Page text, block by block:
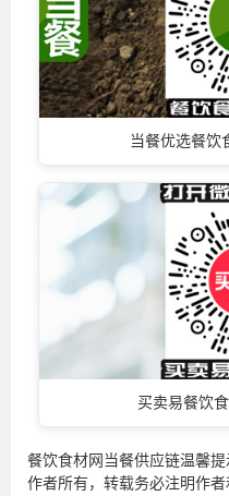
当餐优选餐饮
买卖易餐饮
餐饮食材网当餐供应链温馨
作者所有，转载务必注明作